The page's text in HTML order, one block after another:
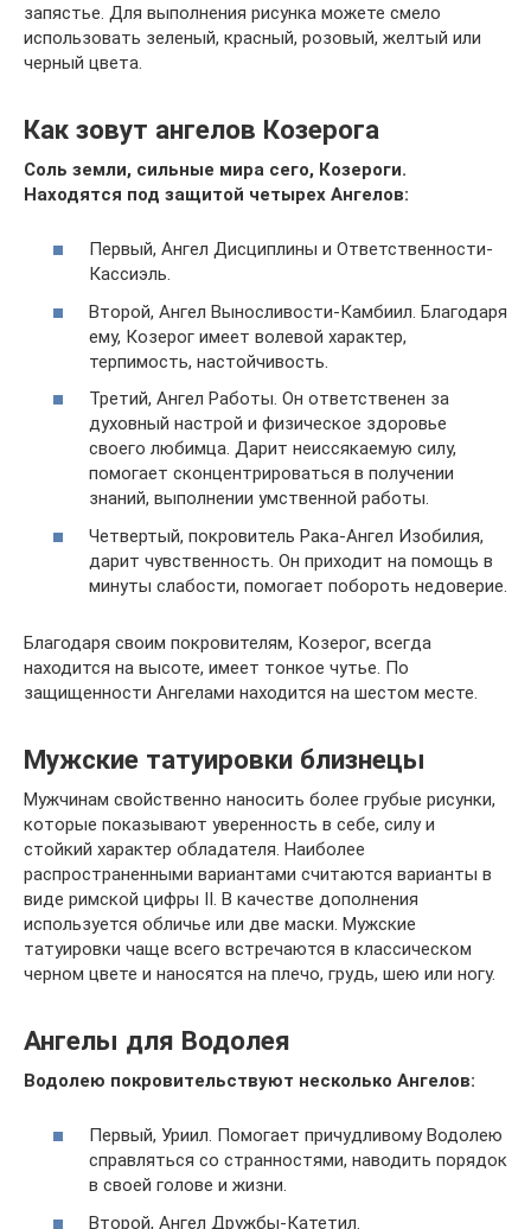
запястье. Для выполнения рисунка можете смело
использовать зеленый, красный, розовый, желтый или
черный цвета.
Как зовут ангелов Козерога
Соль земли, сильные мира сего, Козероги.
Находятся под защитой четырех Ангелов:
Первый, Ангел Дисциплины и Ответственности-
Кассиэль.
Второй, Ангел Выносливости-Камбиил. Благодаря
ему, Козерог имеет волевой характер,
терпимость, настойчивость.
Третий, Ангел Работы. Он ответственен за
духовный настрой и физическое здоровье
своего любимца. Дарит неиссякаемую силу,
помогает сконцентрироваться в получении
знаний, выполнении умственной работы.
Четвертый, покровитель Рака-Ангел Изобилия,
дарит чувственность. Он приходит на помощь в
минуты слабости, помогает побороть недоверие.
Благодаря своим покровителям, Козерог, всегда
находится на высоте, имеет тонкое чутье. По
защищенности Ангелами находится на шестом месте.
Мужские татуировки близнецы
Мужчинам свойственно наносить более грубые рисунки,
которые показывают уверенность в себе, силу и
стойкий характер обладателя. Наиболее
распространенными вариантами считаются варианты в
виде римской цифры II. В качестве дополнения
используется обличье или две маски. Мужские
татуировки чаще всего встречаются в классическом
черном цвете и наносятся на плечо, грудь, шею или ногу.
Ангелы для Водолея
Водолею покровительствуют несколько Ангелов:
Первый, Уриил. Помогает причудливому Водолею
справляться со странностями, наводить порядок
в своей голове и жизни.
Второй, Ангел Дружбы-Катетил.